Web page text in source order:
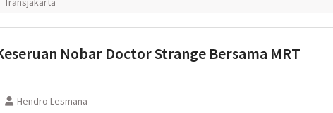
Nobar Doctor Strange Bersama MRT
Hendro Lesmana